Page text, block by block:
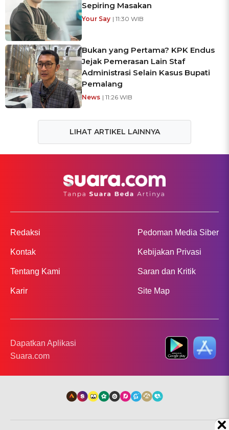
Sepiring Masakan
Your Say | 11:30 WIB
Bukan yang Pertama? KPK Endus
Jejak Pemerasan Lain Staf
Administrasi Selain Kasus Bupati
Pemalang
News | 11:26 WIB
LIHAT ARTIKEL LAINNYA
Redaksi
Kontak
Tentang Kami
Karir
Pedoman Media Siber
Kebijakan Privasi
Saran dan Kritik
Site Map
Dapatkan Aplikasi
Suara.com